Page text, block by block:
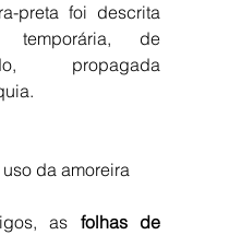
preta foi descrita
de
propagada
da amoreira
as folhas de